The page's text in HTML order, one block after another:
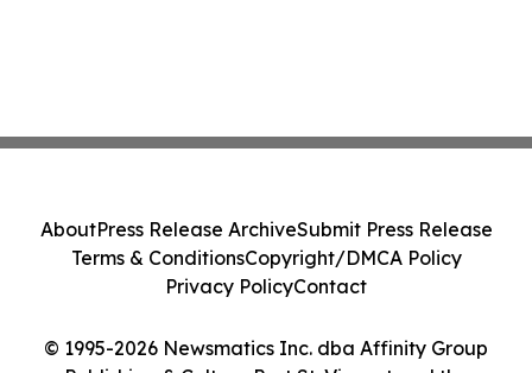
© 1995-2026 Newsmatics Inc. dba Affinity Group
AboutPress Release ArchiveSubmit Press Release
Terms & ConditionsCopyright/DMCA Policy
Privacy PolicyContact